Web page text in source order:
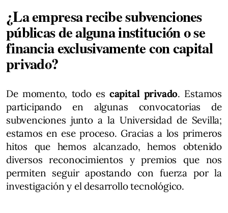
¿La empresa recibe subvenciones
públicas de alguna institución o se
financia exclusivamente con capital
privado?
De momento, todo es capital privado. Estamos
participando en algunas convocatorias de
subvenciones junto a la Universidad de Sevilla;
estamos en ese proceso. Gracias a los primeros
hitos que hemos alcanzado, hemos obtenido
diversos reconocimientos y premios que nos
permiten seguir apostando con fuerza por la
investigación y el desarrollo tecnológico.